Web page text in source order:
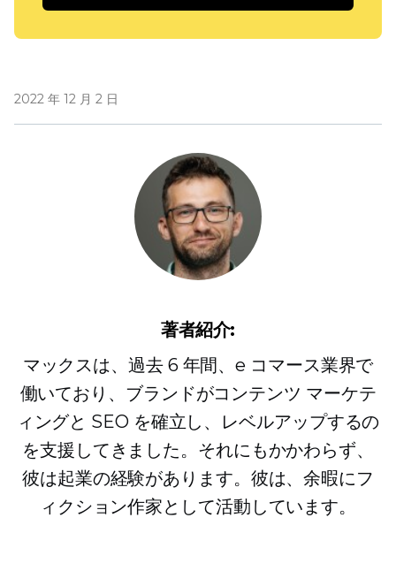
2022 年 12 月 2 日
著者紹介:
マックスは、過去 6 年間、e コマース業界で
働いており、ブランドがコンテンツ マーケテ
ィングと SEO を確立し、レベルアップするの
を支援してきました。それにもかかわらず、
彼は起業の経験があります。彼は、余暇にフ
ィクション作家として活動しています。